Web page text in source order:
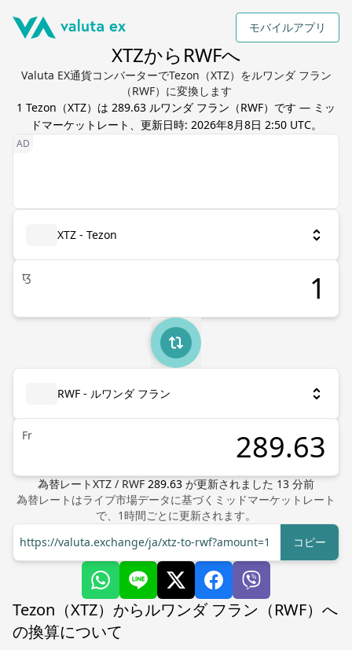
モバイルアプリ
XTZからRWFへ
Valuta EX通貨コンバーターでTezon（XTZ）をルワンダ フラン
（RWF）に変換します
1 Tezon （XTZ）は 289.63 ルワンダ フラン （RWF）です — ミッ
ドマーケットレート、更新日時: 2026年8月8日 2:50 UTC。
XTZ - Tezon
ꜩ
RWF - ルワンダ フラン
Fr
為替レートXTZ / RWF 289.63 が更新されました 13 分前
為替レートはライブ市場データに基づくミッドマーケットレート
で、1時間ごとに更新されます。
https://valuta.exchange/ja/xtz-to-rwf?amount=1
コピー
Tezon（XTZ）からルワンダ フラン（RWF）へ
の換算について